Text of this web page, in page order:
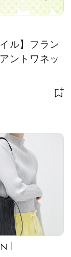
ル】フラン
ントワネッ